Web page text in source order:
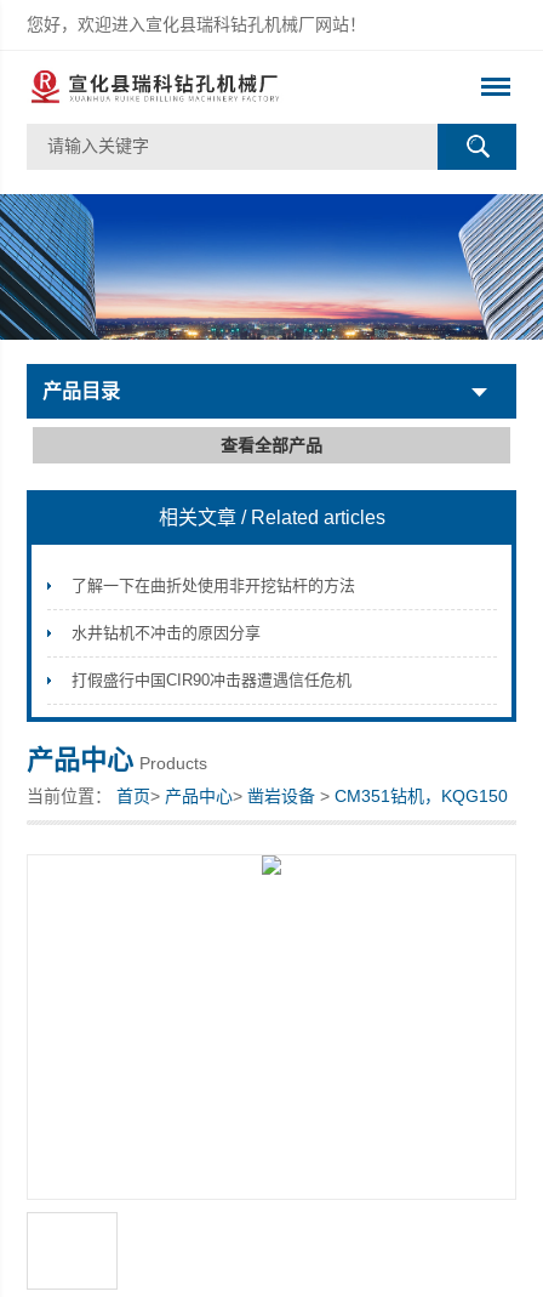
您好，欢迎进入宣化县瑞科钻孔机械厂网站！
宣化县瑞科钻孔机械厂
产品目录
查看全部产品
相关文章 / Related articles
了解一下在曲折处使用非开挖钻杆的方法
水井钻机不冲击的原因分享
打假盛行中国CIR90冲击器遭遇信任危机
产品中心 Products
当前位置：首页> 产品中心>凿岩设备 >CM351钻机，KQG150
钻机> 凿岩设备 CM351注油器